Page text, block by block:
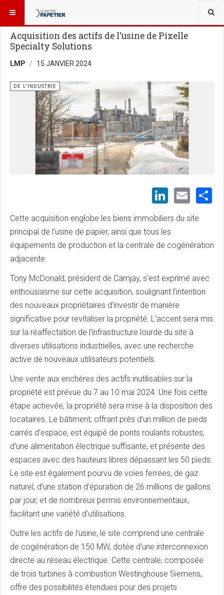
VOUS ÊTES ICI :
Acquisition des actifs de l'usine de Pixelle
Specialty Solutions
LMP 15 JANVIER 2024
DE L’INDUSTRIE
Cette acquisition englobe les biens immobiliers du site
principal de l'usine de papier, ainsi que tous les
équipements de production et la centrale de cogénération
adjacente.
Tony McDonald, président de Camjay, s'est exprimé avec
enthousiasme sur cette acquisition, soulignant l'intention
des nouveaux propriétaires d'investir de manière
significative pour revitaliser la propriété. L'accent sera mis
sur la réaffectation de l'infrastructure lourde du site à
diverses utilisations industrielles, avec une recherche
active de nouveaux utilisateurs potentiels.
Une vente aux enchères des actifs inutilisables sur la
propriété est prévue du 7 au 10 mai 2024. Une fois cette
étape achevée, la propriété sera mise à la disposition des
locataires. Le bâtiment, offrant près d'un million de pieds
carrés d'espace, est équipé de ponts roulants robustes,
d'une alimentation électrique suffisante, et présente des
espaces avec des hauteurs libres dépassant les 50 pieds.
Le site est également pourvu de voies ferrées, de gaz
naturel, d'une station d'épuration de 26 millions de gallons
par jour, et de nombreux permis environnementaux,
facilitant une variété d'utilisations.
Outre les actifs de l'usine, le site comprend une centrale
de cogénération de 150 MW, dotée d'une interconnexion
directe au réseau électrique. Cette centrale, composée
de trois turbines à combustion Westinghouse Siemens,
offre des possibilités étendues pour des projets